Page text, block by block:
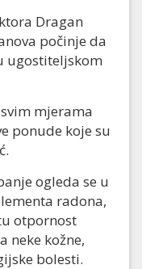
Dragan
počinje da
ugostiteljskom
mjerama
ponude koje su
ogleda se u
radona,
otpornost
neke kožne,
bolesti.